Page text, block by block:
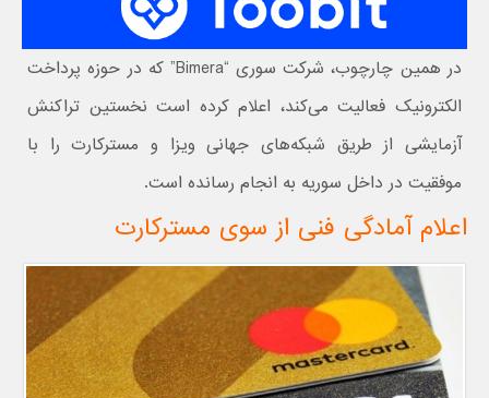
در همین چارچوب، شرکت سوری “Bimera” که در حوزه پرداخت
الکترونیک فعالیت می‌کند، اعلام کرده است نخستین تراکنش
آزمایشی از طریق شبکه‌های جهانی ویزا و مسترکارت را با
موفقیت در داخل سوریه به انجام رسانده است.
اعلام آمادگی فنی از سوی مسترکارت